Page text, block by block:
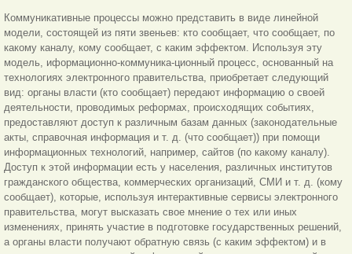
Коммуникативные процессы можно представить в виде линейной
модели, состоящей из пяти звеньев: кто сообщает, что сообщает, по
какому каналу, кому сообщает, с каким эффектом. Используя эту
модель, иформационно-коммуника-ционный процесс, основанный на
технологиях электронного правительства, приобретает следующий
вид: органы власти (кто сообщает) передают информацию о своей
деятельности, проводимых реформах, происходящих событиях,
предоставляют доступ к различным базам данных (законодательные
акты, справочная информация и т. д. (что сообщает)) при помощи
информационных технологий, например, сайтов (по какому каналу).
Доступ к этой информации есть у населения, различных институтов
гражданского общества, коммерческих организаций, СМИ и т. д. (кому
сообщает), которые, используя интерактивные сервисы электронного
правительства, могут высказать свое мнение о тех или иных
изменениях, принять участие в подготовке государственных решений,
а органы власти получают обратную связь (с каким эффектом) и в